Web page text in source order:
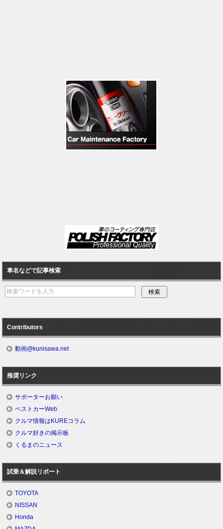
車名などで記事検索
Contributors
動画@kunisawa.net
推奨リンク
サポーターお願い
ベストカーWeb
クルマ情報はKUREコラム
クルマ好きの掲示板
くるまのニュース
試乗＆解説リポート
TOYOTA
NISSAN
Honda